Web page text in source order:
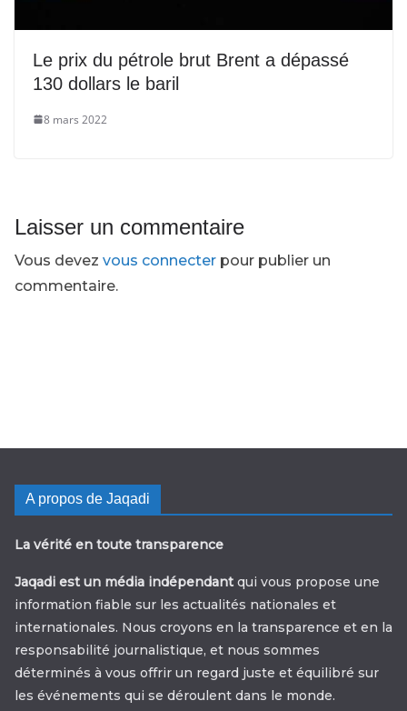
Le prix du pétrole brut Brent a dépassé
130 dollars le baril
8 mars 2022
Laisser un commentaire
Vous devez vous connecter pour publier un
commentaire.
A propos de Jaqadi
La vérité en toute transparence
Jaqadi est un média indépendant qui vous propose une
information fiable sur les actualités nationales et
internationales. Nous croyons en la transparence et en la
responsabilité journalistique, et nous sommes
déterminés à vous offrir un regard juste et équilibré sur
les événements qui se déroulent dans le monde.